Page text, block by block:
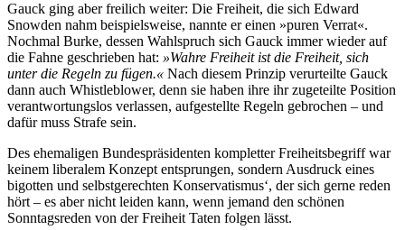
Gauck ging aber freilich weiter: Die Freiheit, die sich Edward
Snowden nahm beispielsweise, nannte er einen »puren Verrat«.
Nochmal Burke, dessen Wahlspruch sich Gauck immer wieder auf
die Fahne geschrieben hat: »Wahre Freiheit ist die Freiheit, sich
unter die Regeln zu fügen.« Nach diesem Prinzip verurteilte Gauck
dann auch Whistleblower, denn sie haben ihre ihr zugeteilte Position
verantwortungslos verlassen, aufgestellte Regeln gebrochen – und
dafür muss Strafe sein.
Des ehemaligen Bundespräsidenten kompletter Freiheitsbegriff war
keinem liberalem Konzept entsprungen, sondern Ausdruck eines
bigotten und selbstgerechten Konservatismus‘, der sich gerne reden
hört – es aber nicht leiden kann, wenn jemand den schönen
Sonntagsreden von der Freiheit Taten folgen lässt.